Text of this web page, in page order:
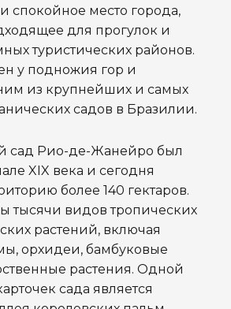
спокойное место города,
для прогулок и
туристических районов.
у подножия гор и
из крупнейших и самых
садов в Бразилии.
сад Рио-де-Жанейро был
XIX века и сегодня
более 140 гектаров.
тысячи видов тропических
растений, включая
орхидеи, бамбуковые
растения. Одной
сада является